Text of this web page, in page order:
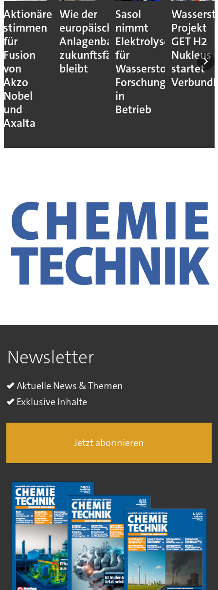
Aktionäre
stimmen
für
Fusion
von
Akzo
Nobel
und
Axalta
Wie der
europäische
Anlagenbau
zukunftsfähig
bleibt
Sasol
nimmt
Elektrolyseur
für
Wasserstoff-
Forschung
in
Betrieb
Projekt
GET H2
Nukleus
startet
Newsletter
Aktuelle News & Themen
Exklusive Inhalte
Jetzt abonnieren